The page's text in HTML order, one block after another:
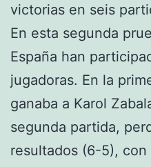
victorias en seis
En esta segunda
España han
jugadoras. En la
ganaba a Karol
segunda partida,
resultados (6-5),